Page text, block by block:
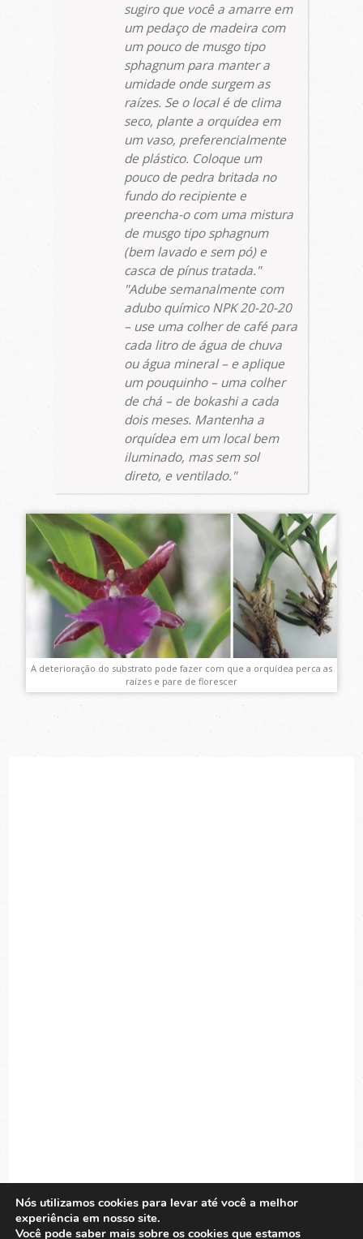
sugiro que você a amarre em
um pedaço de madeira com
um pouco de musgo tipo
sphagnumpara manter a
umidade onde surgem as
raízes. Se o local é de clima
seco, plante a orquídea em
um vaso, preferencialmente
de plástico. Coloque um
pouco de pedra britada no
fundo do recipiente e
preencha-o com uma mistura
de musgo tiposphagnum
(bem lavado e sem pó) e
casca de pínus tratada.
Adube semanalmente com
adubo químico NPK 20-20-20
– use uma colher de café para
cada litro de água de chuva
ou água mineral – e aplique
um pouquinho – uma colher
de chá – de bokashi a cada
dois meses. Mantenha a
orquídea em um local bem
iluminado, mas sem sol
direto, e ventilado.
A deterioração do substrato pode fazer com que a orquídea perca as
raízes e pare de florescer
Nós utilizamos cookies para levar até você a melhor
experiência em nosso site.
Você pode saber mais sobre os cookies que estamos